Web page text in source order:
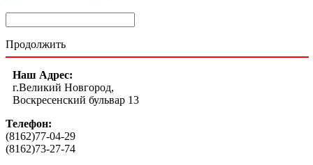
Продолжить
Наш Адрес:
г.Великий Новгород,
Воскресенский бульвар 13
Телефон:
(8162)77-04-29
(8162)73-27-74